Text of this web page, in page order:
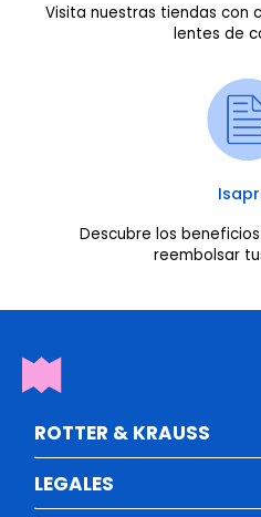
Visita nuestras tiendas con
lentes de
Descubre los beneficios
reembolsar
ROTTER & KRAUSS
LEGALES